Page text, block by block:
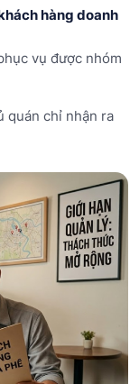
hàng doanh
vụ được nhóm
quán chỉ nhận ra